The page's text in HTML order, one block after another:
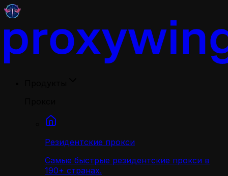
Резидентские прокси
Самые быстрые резидентские прокси в
190+ странах.